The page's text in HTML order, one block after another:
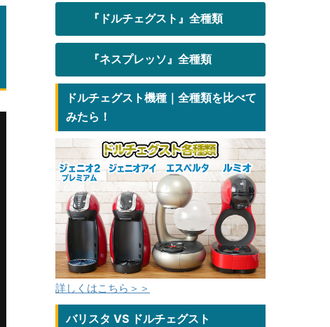
『ドルチェグスト』全種類
『ネスプレッソ』全種類
ドルチェグスト機種｜全種類を比べて
みたら！
詳しくはこちら＞＞
バリスタ VS ドルチェグスト